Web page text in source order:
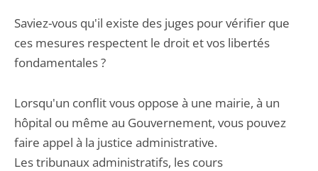
Saviez-vous qu'il existe des juges pour vérifier que
ces mesures respectent le droit et vos libertés
fondamentales ?
Lorsqu'un conflit vous oppose à une mairie, à un
hôpital ou même au Gouvernement, vous pouvez
faire appel à la justice administrative.
Les tribunaux administratifs, les cours